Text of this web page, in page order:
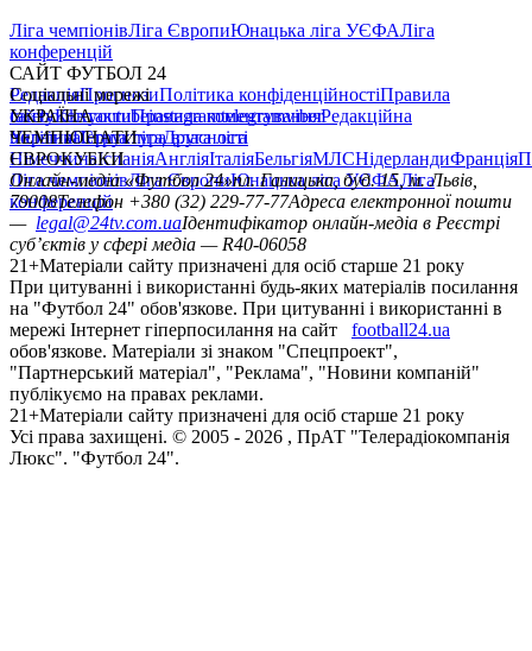
Ліга чемпіонівЛіга ЄвропиЮнацька ліга УЄФАЛіга
конференцій
САЙТ ФУТБОЛ 24
РедакціяПрогнозиПолітика конфіденційностіПравила
сайтуКонтактиПравила коментуванняРедакційна
політикаСтруктура власності
Соціальні мережі
facebookxyoutubeinstagramtelegramviber
УКРАЇНА
УкраїнаПерша лігаДруга ліга
ЧЕМПІОНАТИ
НімеччинаІспаніяАнгліяІталіяБельгіяМЛСНідерландиФранція
ЄВРОКУБКИ
Ліга чемпіонівЛіга ЄвропиЮнацька ліга УЄФАЛіга
конференцій
Онлайн-медіа «Футбол 24»пл. Галицька, буд. 15, м. Львів,
79008Телефон +380 (32) 229-77-77Адреса електронної пошти
— legal@24tv.com.uaІдентифікатор онлайн-медіа в Реєстрі
суб’єктів у сфері медіа — R40-06058
21+Матеріали сайту призначені для осіб старше 21 року
При цитуванні і використанні будь-яких матеріалів посилання
на "Футбол 24" обов'язкове. При цитуванні і використанні в
мережі Інтернет гіперпосилання на сайт
football24.ua
обов'язкове. Матеріали зі знаком "Спецпроект",
"Партнерський матеріал", "Реклама", "Новини компаній"
публікуємо на правах реклами.
21+Матеріали сайту призначені для осіб старше 21 року
Усi права захищенi. © 2005 - 2026 , ПрАТ "Телерадіокомпанія
Люкс". "Футбол 24".